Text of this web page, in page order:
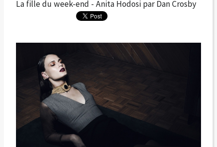
La fille du week-end - Anita Hodosi par Dan Crosby